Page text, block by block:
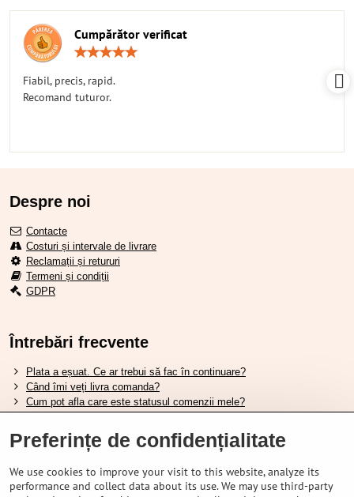
Cumpărător verificat
Fiabil, precis, rapid.
Recomand tuturor.
Despre noi
Contacte
Costuri și intervale de livrare
Reclamații și retururi
Termeni și condiții
GDPR
Întrebări frecvente
Plata a eșuat. Ce ar trebui să fac în continuare?
Când îmi veți livra comanda?
Cum pot afla care este statusul comenzii mele?
Vreau să îmi schimb comanda. Cum pot face asta?
Tabela de dimensiuni pentru încălțămintea Shimano.
Preferințe de confidențialitate
We use cookies to improve your visit to this website, analyze its
performance and collect data about its use. We may use third-party